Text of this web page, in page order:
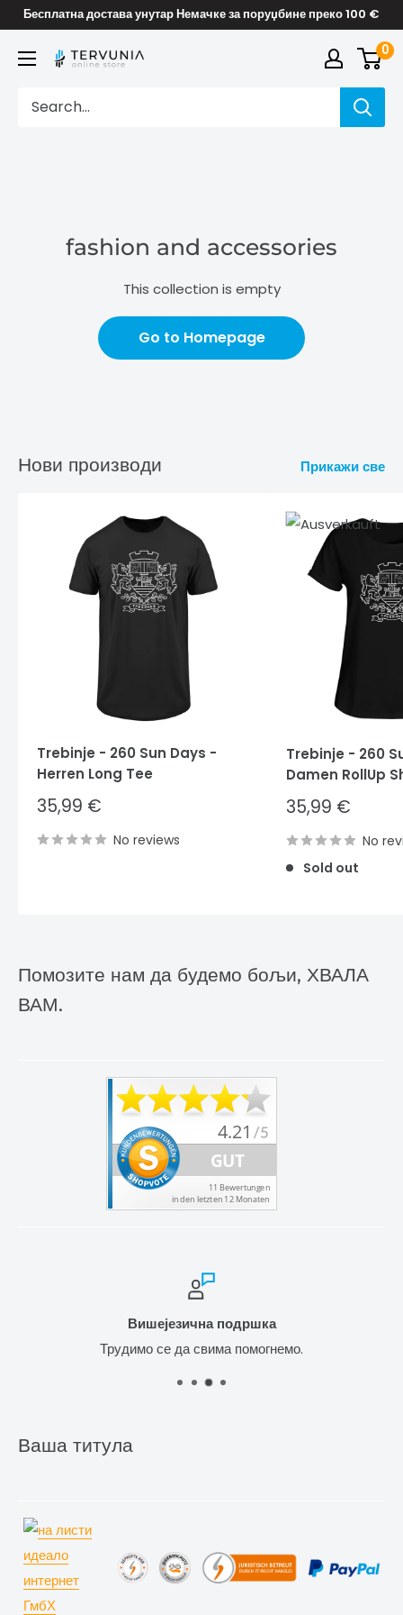
Skip
content
Бесплатна достава унутар Немачке за поруџбине преко 100 €
TERVUNIA
Stores
0
fashion and accessories
This collection is empty
Go to Homepage
Нови производи Прикажи све
Trebinje - 260 Sun Days -
Herren Long Tee
Sale
price
35,99 €
No reviews
Trebinje - 260
Damen RollUp
Sale
price
35,99 €
No
Sold out
Помозите нам да будемо бољи, ХВАЛА
ВАМ.
Вишејезична подршка
Трудимо се да свима помогнемо.
Ваша титула